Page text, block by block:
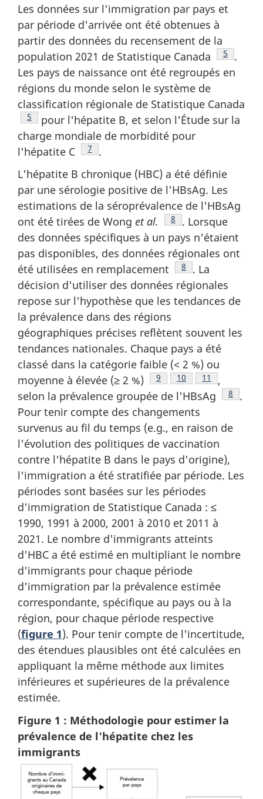
Les données sur l'immigration par pays et
par période d'arrivée ont été obtenues à
partir des données du recensement de la
population 2021 de Statistique Canada
Note de
5
.
Les pays de naissance ont été regroupés en
régions du monde selon le système de
classification régionale de Statistique Canada
Note de bas de page
5
pour l'hépatite B, et selon l'Étude sur la
charge mondiale de morbidité pour
l'hépatite C
Note de bas de page
7
.
L'hépatite B chronique (HBC) a été définie
par une sérologie positive de l'HBsAg. Les
estimations de la séroprévalence de l'HBsAg
ont été tirées de Wong et al. Note de bas de page
8
. Lorsque
des données spécifiques à un pays n'étaient
pas disponibles, des données régionales ont
été utilisées en remplacement
Note de bas de page
8
. La
décision d'utiliser des données régionales
repose sur l'hypothèse que les tendances de
la prévalence dans des régions
géographiques précises reflètent souvent les
tendances nationales. Chaque pays a été
classé dans la catégorie faible (< 2 %) ou
moyenne à élevée (≥ 2 %)
Note de bas de page
9 Note de bas de page
10 Note de bas
11
,
selon la prévalence groupée de l'HBsAg
Note de
8
.
Pour tenir compte des changements
survenus au fil du temps (e.g., en raison de
l'évolution des politiques de vaccination
contre l'hépatite B dans le pays d'origine),
l'immigration a été stratifiée par période. Les
périodes sont basées sur les périodes
d'immigration de Statistique Canada : ≤
1990, 1991 à 2000, 2001 à 2010 et 2011 à
2021. Le nombre d'immigrants atteints
d'HBC a été estimé en multipliant le nombre
d'immigrants pour chaque période
d'immigration par la prévalence estimée
correspondante, spécifique au pays ou à la
région, pour chaque période respective
(figure 1). Pour tenir compte de l'incertitude,
des étendues plausibles ont été calculées en
appliquant la même méthode aux limites
inférieures et supérieures de la prévalence
estimée.
Figure 1 : Méthodologie pour estimer la
prévalence de l'hépatite chez les
immigrants